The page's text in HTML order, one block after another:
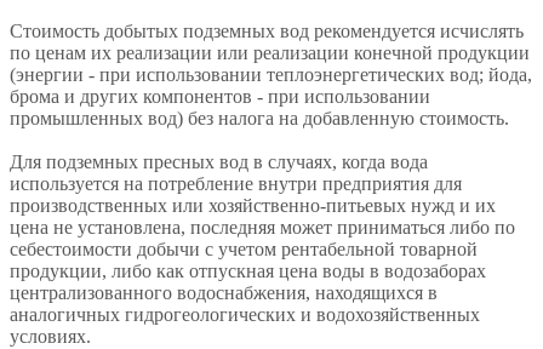
Стоимость добытых подземных вод рекомендуется исчислять
по ценам их реализации или реализации конечной продукции
(энергии - при использовании теплоэнергетических вод; йода,
брома и других компонентов - при использовании
промышленных вод) без налога на добавленную стоимость.
Для подземных пресных вод в случаях, когда вода
используется на потребление внутри предприятия для
производственных или хозяйственно-питьевых нужд и их
цена не установлена, последняя может приниматься либо по
себестоимости добычи с учетом рентабельной товарной
продукции, либо как отпускная цена воды в водозаборах
централизованного водоснабжения, находящихся в
аналогичных гидрогеологических и водохозяйственных
условиях.